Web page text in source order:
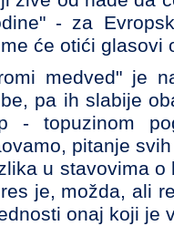
- za
će otići glasovi
medved" je
pa ih slabije
- topuzinom
pitanje
u stavovima o
je, možda, ali
onaj koji je